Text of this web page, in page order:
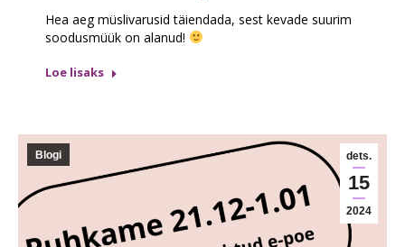
Hea aeg müslivarusid täiendada, sest kevade suurim
soodusmüük on alanud!
Loe lisaks
dets.
15
2024
Blogi